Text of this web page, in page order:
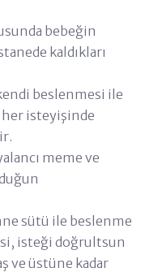
bebeğin
kaldıkları
beslenmesi ile
isteyişinde
meme ve
sütü ile beslenme
isteği doğrultsun
ve üstüne kadar